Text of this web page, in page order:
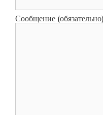
Сообщение (обязательно)